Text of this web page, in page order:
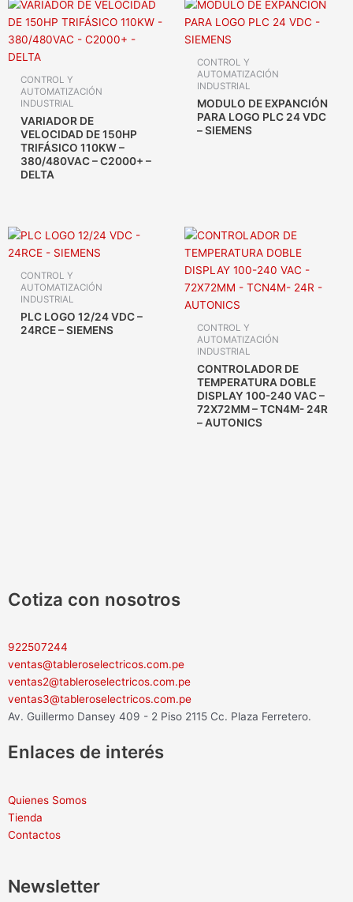
CONTROL Y
AUTOMATIZACIÓN
INDUSTRIAL
VARIADOR DE
VELOCIDAD DE 150HP
TRIFÁSICO 110KW –
380/480VAC – C2000+ –
DELTA
CONTROL Y
AUTOMATIZACIÓN
INDUSTRIAL
MODULO DE EXPANCIÓN
PARA LOGO PLC 24 VDC
– SIEMENS
CONTROL Y
AUTOMATIZACIÓN
INDUSTRIAL
PLC LOGO 12/24 VDC –
24RCE – SIEMENS
CONTROL Y
AUTOMATIZACIÓN
INDUSTRIAL
CONTROLADOR DE
TEMPERATURA DOBLE
DISPLAY 100-240 VAC –
72X72MM – TCN4M- 24R
– AUTONICS
Cotiza con nosotros
922507244
ventas@tableroselectricos.com.pe
ventas2@tableroselectricos.com.pe
ventas3@tableroselectricos.com.pe
Av. Guillermo Dansey 409 - 2 Piso 2115 Cc. Plaza Ferretero.
Enlaces de interés
Quienes Somos
Tienda
Contactos
Newsletter